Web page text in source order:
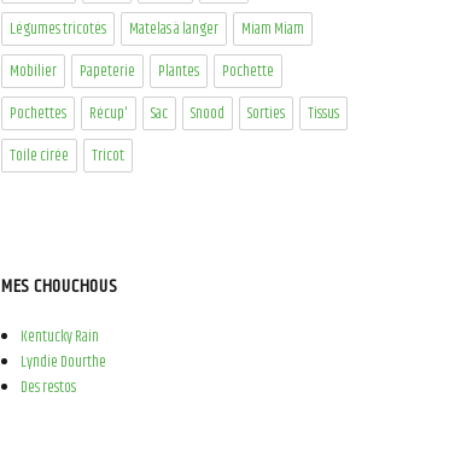
Légumes tricotés
Matelas à langer
Miam Miam
Mobilier
Papeterie Plantes
Pochette
Pochettes
Récup' Sac Snood Sorties
Tissus
Toile cirée
Tricot
MES CHOUCHOUS
Kentucky Rain
Lyndie Dourthe
Des restos